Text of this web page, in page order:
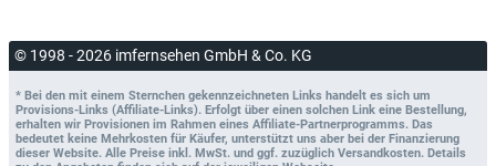
© 1998 - 2026 imfernsehen GmbH & Co. KG
* Bei den mit einem Sternchen gekennzeichneten Links handelt es sich um
Provisions-Links (Affiliate-Links). Erfolgt über einen solchen Link eine Bestellung,
erhalten wir Provisionen im Rahmen eines Affiliate-Partnerprogramms. Das
bedeutet keine Mehrkosten für Käufer, unterstützt uns aber bei der Finanzierung
dieser Website. Alle Preise inkl. MwSt. und ggf. zuzüglich Versandkosten. Details